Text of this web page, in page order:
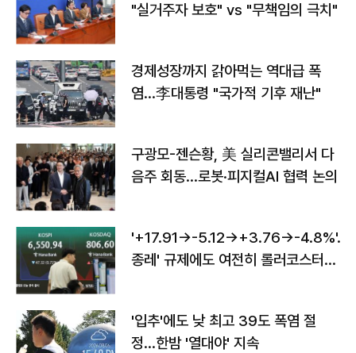
"실거주자 보호" vs "무책임의 극치"
경제성장까지 갉아먹는 역대급 폭
염…李대통령 "국가적 기후 재난"
구광모-젠슨황, 美 실리콘밸리서 다
음주 회동…로봇·피지컬AI 협력 논의
'+17.91→-5.12→+3.76→-4.8%'…'
종레' 규제에도 여전히 롤러코스터
'입추'에도 낮 최고 39도 폭염 절
정…한밤 '열대야' 지속